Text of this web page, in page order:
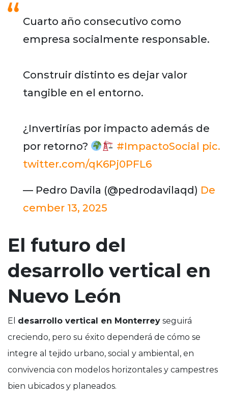
Cuarto año consecutivo como
empresa socialmente responsable.
Construir distinto es dejar valor
tangible en el entorno.
¿Invertirías por impacto además de
por retorno?
#ImpactoSocial pic.
twitter.com/qK6Pj0PFL6
— Pedro Davila (@pedrodavilaqd) De
cember 13, 2025
El futuro del
desarrollo vertical en
Nuevo León
El desarrollo vertical en Monterrey seguirá
creciendo, pero su éxito dependerá de cómo se
integre al tejido urbano, social y ambiental, en
convivencia con modelos horizontales y campestres
bien ubicados y planeados.